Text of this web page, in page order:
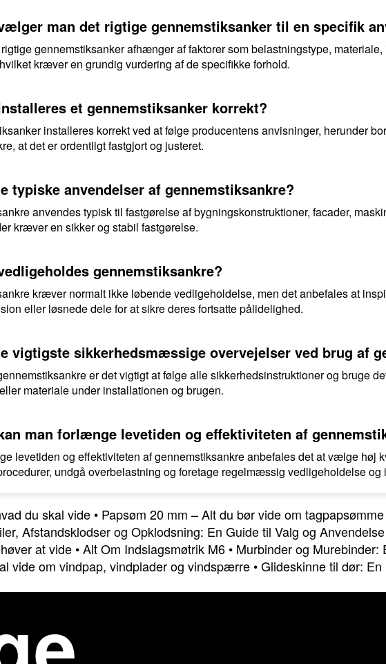
man det rigtige gennemstiksanker til en specifik
gennemstiksanker afhænger af faktorer som belastningstype,
kræver en grundig vurdering af de specifikke forhold.
et gennemstiksanker korrekt?
installeres korrekt ved at følge producentens anvisninger, herunder
at det er ordentligt fastgjort og justeret.
typiske anvendelser af gennemstiksankre?
anvendes typisk til fastgørelse af bygningskonstruktioner, facader,
kræver en sikker og stabil fastgørelse.
gennemstiksankre?
kræver normalt ikke løbende vedligeholdelse, men det anbefales at
eller løsnede dele for at sikre deres fortsatte pålidelighed.
vigtigste sikkerhedsmæssige overvejelser ved brug af
er det vigtigt at følge alle sikkerhedsinstruktioner og bruge
materiale under installationen og brugen.
man forlænge levetiden og effektiviteten af
levetiden og effektiviteten af gennemstiksankre anbefales det at vælge høj
undgå overbelastning og foretage regelmæssig vedligeholdelse og
du skal vide • Papsøm 20 mm – Alt du bør vide om tagpapsømme
Afstandsklodser og Opklodsning: En Guide til Valg og Anvendelse
at vide •Alt Om Indslagsmøtrik M6 • Murbinder og Murebinder:
vide om vindpap, vindplader og vindspærre •Glideskinne til dør: